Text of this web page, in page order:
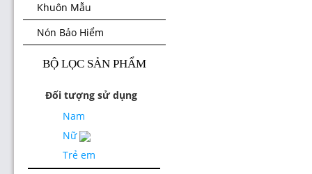
Khuôn Mẫu
Nón Bảo Hiểm
BỘ LỌC SẢN PHẨM
Đối tượng sử dụng
Nam
Nữ
Trẻ em